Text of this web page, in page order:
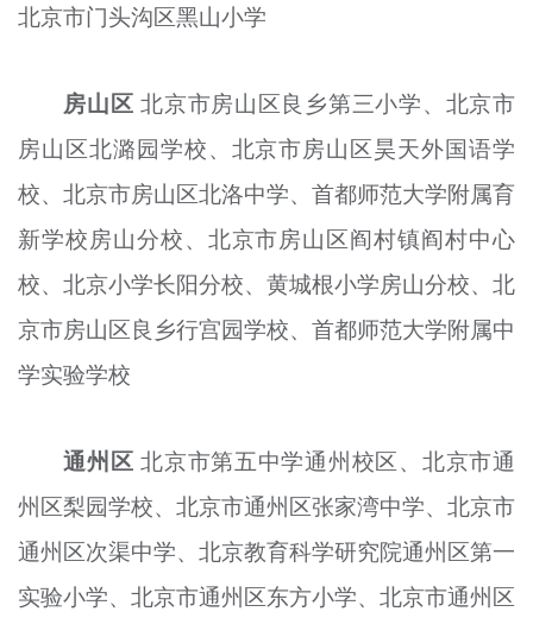
北京市门头沟区黑山小学
房山区 北京市房山区良乡第三小学、北京市
房山区北潞园学校、北京市房山区昊天外国语学
校、北京市房山区北洛中学、首都师范大学附属育
新学校房山分校、北京市房山区阎村镇阎村中心
校、北京小学长阳分校、黄城根小学房山分校、北
京市房山区良乡行宫园学校、首都师范大学附属中
学实验学校
通州区 北京市第五中学通州校区、北京市通
州区梨园学校、北京市通州区张家湾中学、北京市
通州区次渠中学、北京教育科学研究院通州区第一
实验小学、北京市通州区东方小学、北京市通州区